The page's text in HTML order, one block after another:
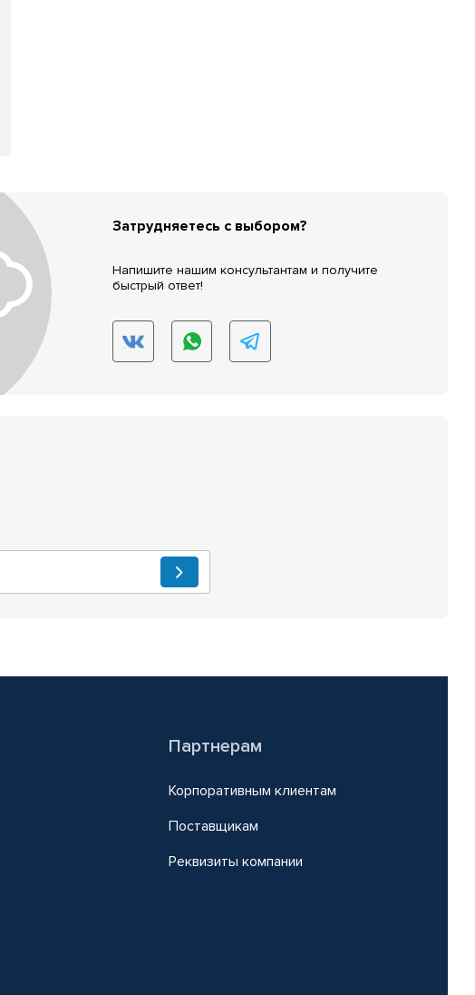
Затрудняетесь с выбором?
Напишите нашим консультантам и получите
быстрый ответ!
Партнерам
Корпоративным клиентам
Поставщикам
Реквизиты компании